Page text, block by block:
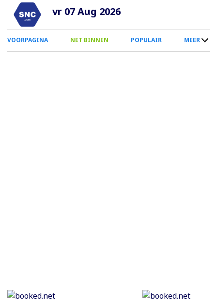
Overslaan
naar
inhoud
vr 07 Aug 2026
0
Smartphone
VOORPAGINA NET BINNEN POPULAIR MEER